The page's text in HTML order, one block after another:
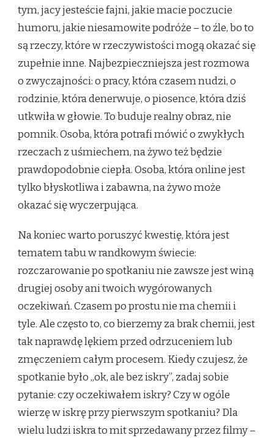
tym, jacy jesteście fajni, jakie macie poczucie
humoru, jakie niesamowite podróże – to źle, bo to
są rzeczy, które w rzeczywistości mogą okazać się
zupełnie inne. Najbezpieczniejsza jest rozmowa
o zwyczajności: o pracy, która czasem nudzi, o
rodzinie, która denerwuje, o piosence, która dziś
utkwiła w głowie. To buduje realny obraz, nie
pomnik. Osoba, która potrafi mówić o zwykłych
rzeczach z uśmiechem, na żywo też będzie
prawdopodobnie ciepła. Osoba, która online jest
tylko błyskotliwa i zabawna, na żywo może
okazać się wyczerpująca.
Na koniec warto poruszyć kwestię, która jest
tematem tabu w randkowym świecie:
rozczarowanie po spotkaniu nie zawsze jest winą
drugiej osoby ani twoich wygórowanych
oczekiwań. Czasem po prostu nie ma chemii i
tyle. Ale często to, co bierzemy za brak chemii, jest
tak naprawdę lękiem przed odrzuceniem lub
zmęczeniem całym procesem. Kiedy czujesz, że
spotkanie było „ok, ale bez iskry”, zadaj sobie
pytanie: czy oczekiwałem iskry? Czy w ogóle
wierzę w iskrę przy pierwszym spotkaniu? Dla
wielu ludzi iskra to mit sprzedawany przez filmy –